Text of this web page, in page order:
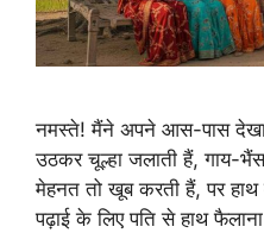
नमस्ते! मैंने अपने आस-पास देखा
उठकर चूल्हा जलाती हैं, गाय-
मेहनत तो खूब करती हैं, पर
पढ़ाई के लिए पति से हाथ